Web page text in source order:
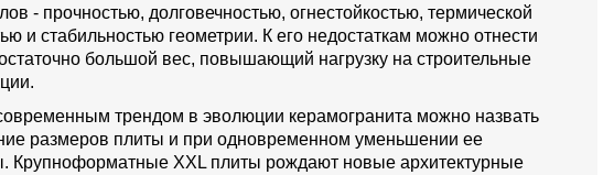
- прочностью, долговечностью, огнестойкостью, термической
и стабильностью геометрии. К его недостаткам можно отнести
большой вес, повышающий нагрузку на строительные
трендом в эволюции керамогранита можно назвать
размеров плиты и при одновременном уменьшении ее
Крупноформатные XXL плиты рождают новые архитектурные